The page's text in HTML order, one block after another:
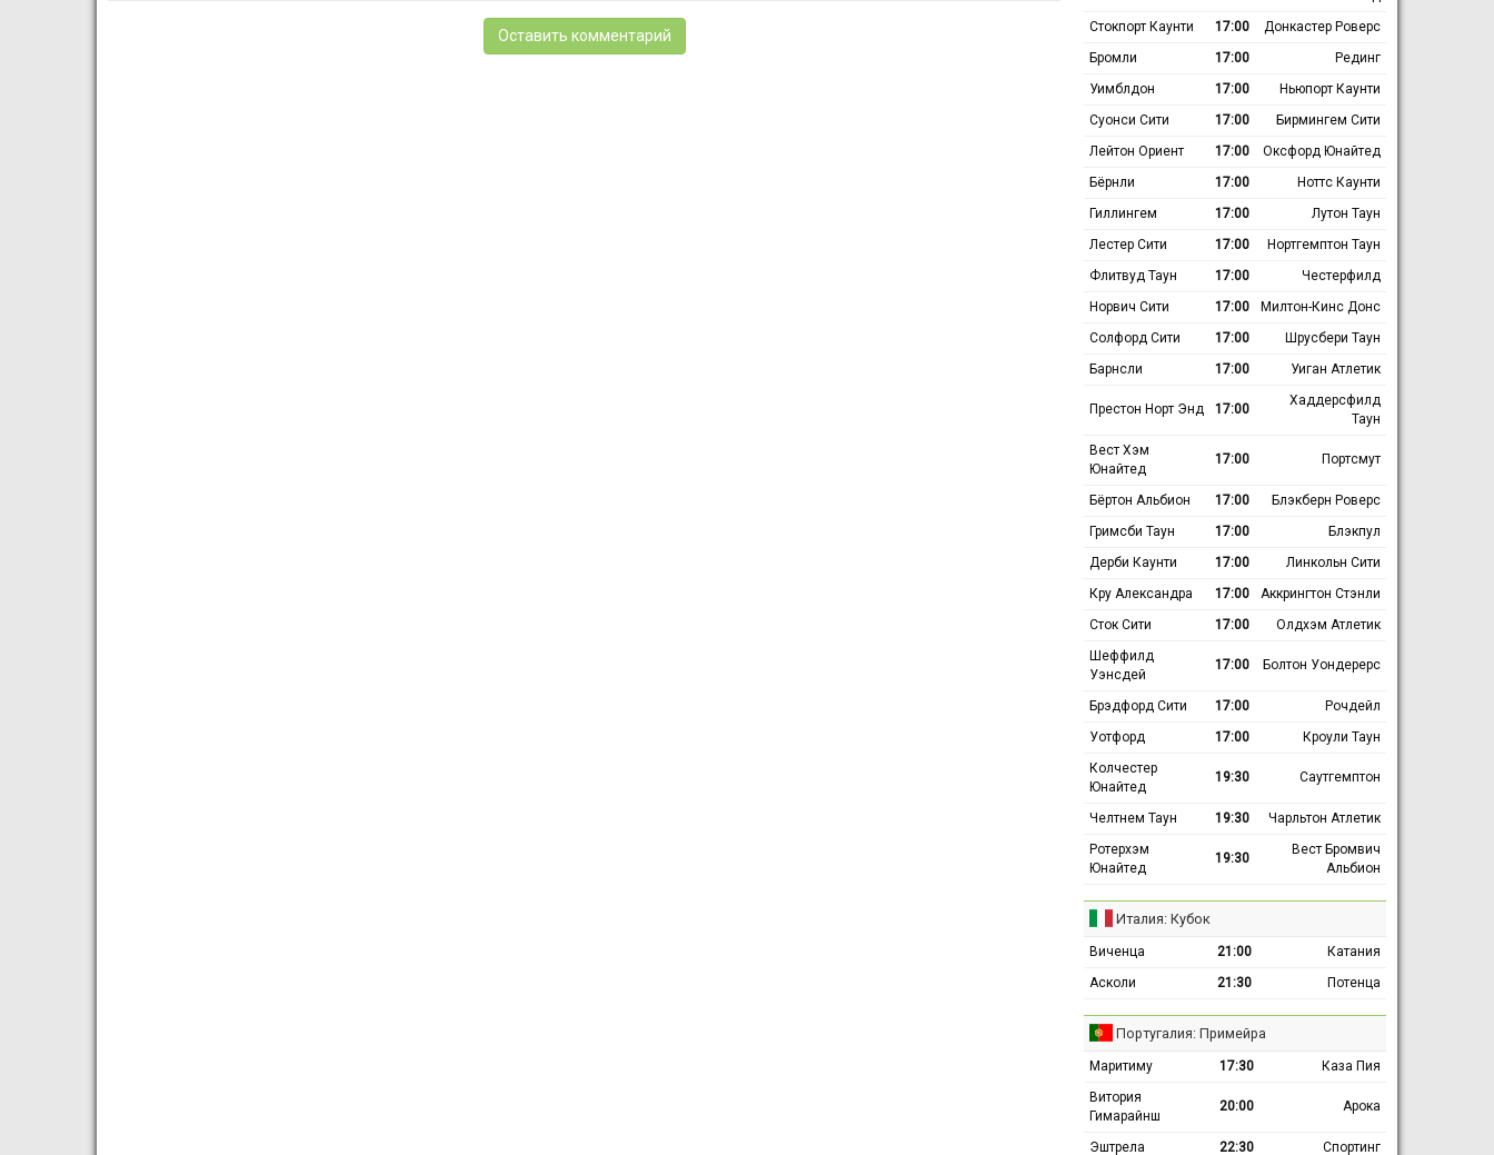
Оставить комментарий
Стокпорт Каунти
17:00
Донкастер Роверс
Бромли
17:00
Рединг
Уимблдон
17:00
Ньюпорт Каунти
Суонси Сити
17:00
Бирмингем Сити
Лейтон Ориент
17:00
Оксфорд Юнайтед
Бёрнли
17:00
Ноттс Каунти
Гиллингем
17:00
Лутон Таун
Лестер Сити
17:00
Нортгемптон Таун
Флитвуд Таун
17:00
Честерфилд
Норвич Сити
17:00
Милтон-Кинс Донс
Солфорд Сити
17:00
Шрусбери Таун
Барнсли
17:00 Уиган Атлетик
Престон Норт Энд 17:00
Хаддерсфилд
Таун
Вест Хэм
Юнайтед
17:00 Портсмут
Бёртон Альбион 17:00
Блэкберн Роверс
Гримсби Таун
17:00
Блэкпул
Дерби Каунти
17:00
Линкольн Сити
Кру Александра
17:00
Аккрингтон Стэнли
Сток Сити
17:00
Олдхэм Атлетик
Шеффилд
Уэнсдей
17:00 Болтон Уондерерс
Брэдфорд Сити 17:00
Рочдейл
Уотфорд
17:00
Кроули Таун
Колчестер
Юнайтед
19:30 Саутгемптон
Челтнем Таун 19:30
Чарльтон Атлетик
Ротерхэм
Юнайтед
19:30
Вест Бромвич
Альбион
Италия: Кубок
Виченца 21:00
Катания
Асколи
21:30 Потенца
Португалия: Примейра
Маритиму 17:30
Каза Пия
Витория
Гимарайнш
20:00 Арока
Эштрела 22:30 Спортинг